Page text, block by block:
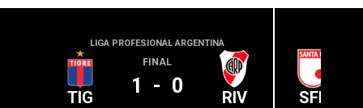
LIGA PROFESIONAL ARGENTINA
TIG
FINAL
1 - 0 RIV SFE